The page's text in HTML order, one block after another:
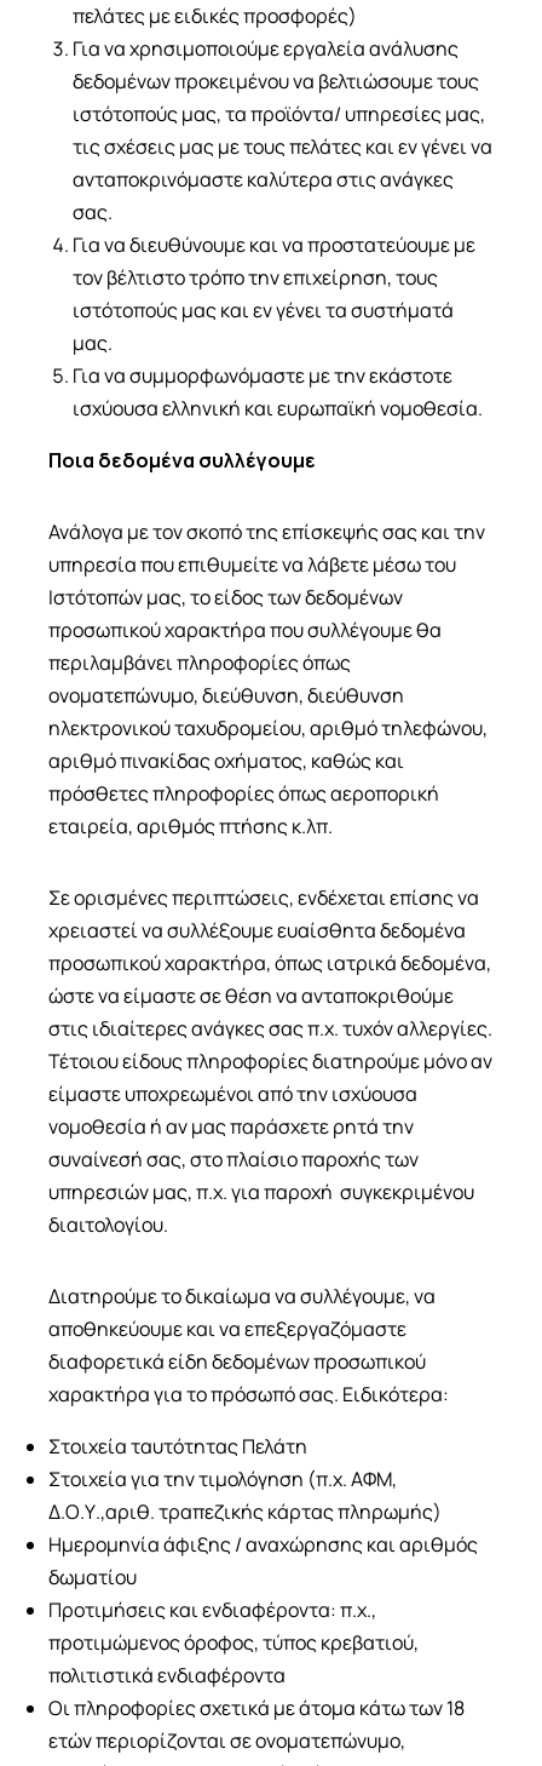
πελάτες με ειδικές προσφορές)
Για να χρησιμοποιούμε εργαλεία ανάλυσης
δεδομένων προκειμένου να βελτιώσουμε τους
ιστότοπούς μας, τα προϊόντα/ υπηρεσίες μας,
τις σχέσεις μας με τους πελάτες και εν γένει να
ανταποκρινόμαστε καλύτερα στις ανάγκες
σας.
Για να διευθύνουμε και να προστατεύουμε με
τον βέλτιστο τρόπο την επιχείρηση, τους
ιστότοπούς μας και εν γένει τα συστήματά
μας.
Για να συμμορφωνόμαστε με την εκάστοτε
ισχύουσα ελληνική και ευρωπαϊκή νομοθεσία.
Ποια δεδομένα συλλέγουμε
Ανάλογα με τον σκοπό της επίσκεψής σας και την
υπηρεσία που επιθυμείτε να λάβετε μέσω του
Ιστότοπών μας, το είδος των δεδομένων
προσωπικού χαρακτήρα που συλλέγουμε θα
περιλαμβάνει πληροφορίες όπως
ονοματεπώνυμο, διεύθυνση, διεύθυνση
ηλεκτρονικού ταχυδρομείου, αριθμό τηλεφώνου,
αριθμό πινακίδας οχήματος, καθώς και
πρόσθετες πληροφορίες όπως αεροπορική
εταιρεία, αριθμός πτήσης κ.λπ.
Σε ορισμένες περιπτώσεις, ενδέχεται επίσης να
χρειαστεί να συλλέξουμε ευαίσθητα δεδομένα
προσωπικού χαρακτήρα, όπως ιατρικά δεδομένα,
ώστε να είμαστε σε θέση να ανταποκριθούμε
στις ιδιαίτερες ανάγκες σας π.χ. τυχόν αλλεργίες.
Τέτοιου είδους πληροφορίες διατηρούμε μόνο αν
είμαστε υποχρεωμένοι από την ισχύουσα
νομοθεσία ή αν μας παράσχετε ρητά την
συναίνεσή σας, στο πλαίσιο παροχής των
υπηρεσιών μας, π.χ. για παροχή συγκεκριμένου
διαιτολογίου.
Διατηρούμε το δικαίωμα να συλλέγουμε, να
αποθηκεύουμε και να επεξεργαζόμαστε
διαφορετικά είδη δεδομένων προσωπικού
χαρακτήρα για το πρόσωπό σας. Ειδικότερα:
Στοιχεία ταυτότητας Πελάτη
Στοιχεία για την τιμολόγηση (π.χ. ΑΦΜ,
Δ.Ο.Υ.,αριθ. τραπεζικής κάρτας πληρωμής)
Ημερομηνία άφιξης / αναχώρησης και αριθμός
δωματίου
Προτιμήσεις και ενδιαφέροντα: π.χ.,
προτιμώμενος όροφος, τύπος κρεβατιού,
πολιτιστικά ενδιαφέροντα
Οι πληροφορίες σχετικά με άτομα κάτω των 18
ετών περιορίζονται σε ονοματεπώνυμο,